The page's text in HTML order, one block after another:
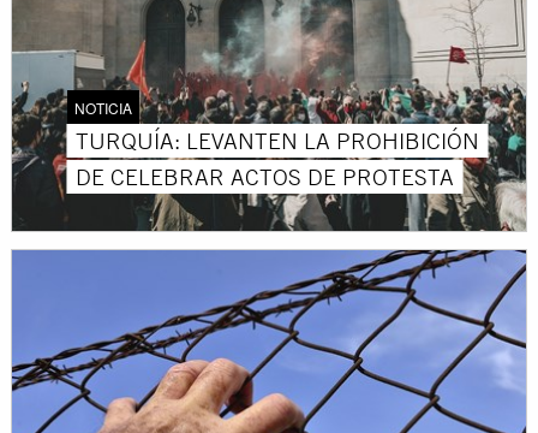
NOTICIA
TURQUÍA: LEVANTEN LA PROHIBICIÓN
DE CELEBRAR ACTOS DE PROTESTA